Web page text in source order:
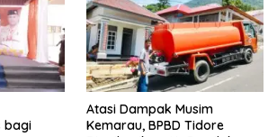
bagi
Atasi Dampak Musim
Kemarau, BPBD Tidore